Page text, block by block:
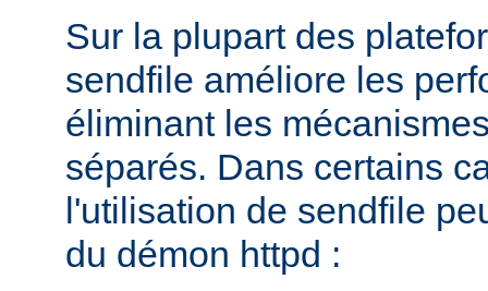
Sur la plupart des
sendfile améliore les
éliminant les
séparés. Dans certains
l'utilisation de sendfile
du démon httpd :